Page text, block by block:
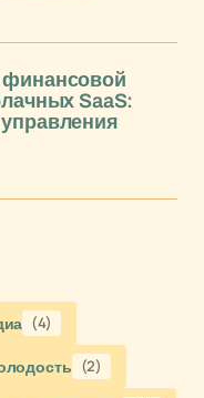
финансовой
SaaS:
(4)
(2)